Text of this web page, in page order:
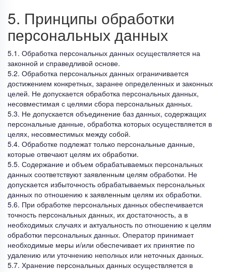
5. Принципы обработки
персональных данных
5.1. Обработка персональных данных осуществляется на
законной и справедливой основе.
5.2. Обработка персональных данных ограничивается
достижением конкретных, заранее определенных и законных
целей. Не допускается обработка персональных данных,
несовместимая с целями сбора персональных данных.
5.3. Не допускается объединение баз данных, содержащих
персональные данные, обработка которых осуществляется в
целях, несовместимых между собой.
5.4. Обработке подлежат только персональные данные,
которые отвечают целям их обработки.
5.5. Содержание и объем обрабатываемых персональных
данных соответствуют заявленным целям обработки. Не
допускается избыточность обрабатываемых персональных
данных по отношению к заявленным целям их обработки.
5.6. При обработке персональных данных обеспечивается
точность персональных данных, их достаточность, а в
необходимых случаях и актуальность по отношению к целям
обработки персональных данных. Оператор принимает
необходимые меры и/или обеспечивает их принятие по
удалению или уточнению неполных или неточных данных.
5.7. Хранение персональных данных осуществляется в